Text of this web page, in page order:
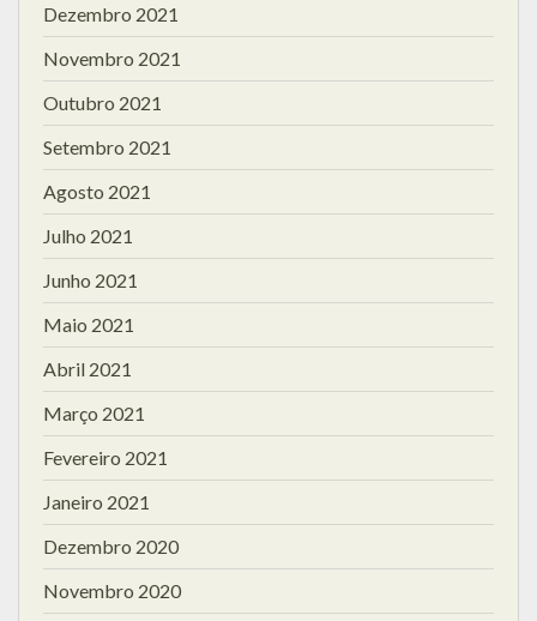
Dezembro 2021
Novembro 2021
Outubro 2021
Setembro 2021
Agosto 2021
Julho 2021
Junho 2021
Maio 2021
Abril 2021
Março 2021
Fevereiro 2021
Janeiro 2021
Dezembro 2020
Novembro 2020